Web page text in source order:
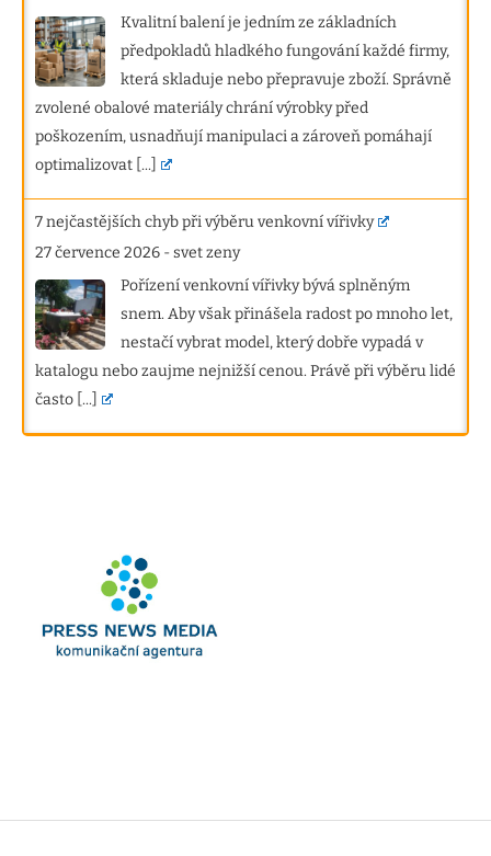
Kvalitní balení je jedním ze základních
předpokladů hladkého fungování každé firmy,
která skladuje nebo přepravuje zboží. Správně
zvolené obalové materiály chrání výrobky před
poškozením, usnadňují manipulaci a zároveň pomáhají
optimalizovat [...]
7 nejčastějších chyb při výběru venkovní vířivky
27 července 2026 -svet zeny
Pořízení venkovní vířivky bývá splněným
snem. Aby však přinášela radost po mnoho let,
nestačí vybrat model, který dobře vypadá v
katalogu nebo zaujme nejnižší cenou. Právě při výběru lidé
často [...]